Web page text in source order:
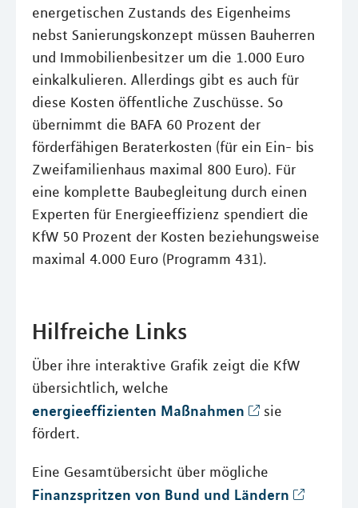
energetischen Zustands des Eigenheims
nebst Sanierungskonzept müssen Bauherren
und Immobilienbesitzer um die 1.000 Euro
einkalkulieren. Allerdings gibt es auch für
diese Kosten öffentliche Zuschüsse. So
übernimmt die BAFA 60 Prozent der
förderfähigen Beraterkosten (für ein Ein- bis
Zweifamilienhaus maximal 800 Euro). Für
eine komplette Baubegleitung durch einen
Experten für Energieeffizienz spendiert die
KfW 50 Prozent der Kosten beziehungsweise
maximal 4.000 Euro (Programm 431).
Hilfreiche Links
Über ihre interaktive Grafik zeigt die KfW
übersichtlich, welche
energieeffizienten Maßnahmen
sie
fördert.
Eine Gesamtübersicht über mögliche
Finanzspritzen von Bund und Ländern